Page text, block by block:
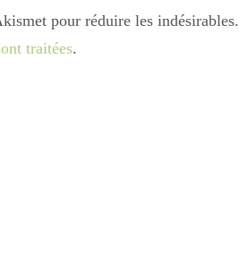
pour réduire les indésirables.
traitées.